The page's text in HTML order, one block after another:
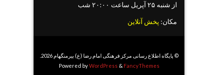
از شنبه ۲۵ آپریل ساعت ۲۰:۰۰ شب
مکان: پخش آنلاین
Powered byWordPress & FancyThemes